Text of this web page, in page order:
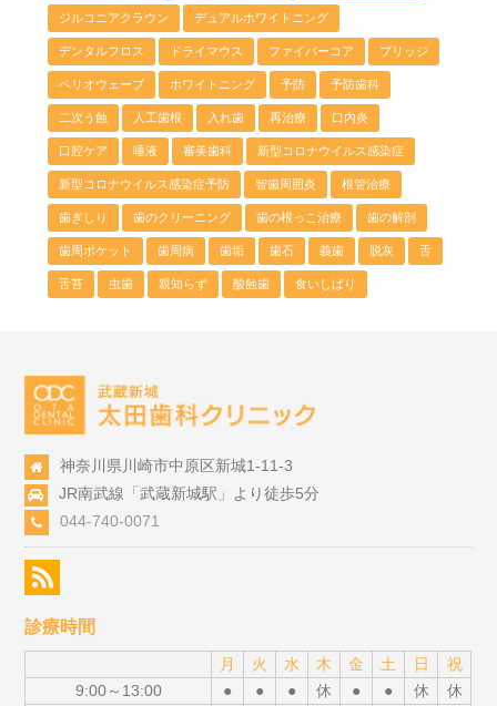
ジルコニアクラウン デュアルホワイトニング
デンタルフロス ドライマウス ファイバーコア ブリッジ
ペリオウェーブ ホワイトニング 予防 予防歯科
二次う蝕 人工歯根 入れ歯 再治療 口内炎
口腔ケア 唾液 審美歯科 新型コロナウイルス感染症
新型コロナウイルス感染症予防 智歯周囲炎 根管治療
歯ぎしり 歯のクリーニング 歯の根っこ治療 歯の解剖
歯周ポケット 歯周病 歯垢 歯石 義歯 脱灰 舌
舌苔 虫歯 親知らず 酸蝕歯 食いしばり
神奈川県川崎市中原区新城1-11-3
JR南武線「武蔵新城駅」より徒歩5分
044-740-0071
診療時間
月 火 水 木 金 土 日
祝
9:00～13:00
● ● ● 休 ● ● 休 休